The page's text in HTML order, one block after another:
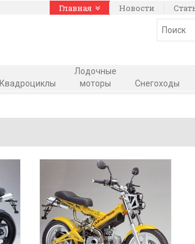
Главная Новости
Квадроциклы
Лодочные
моторы
Снегоходы